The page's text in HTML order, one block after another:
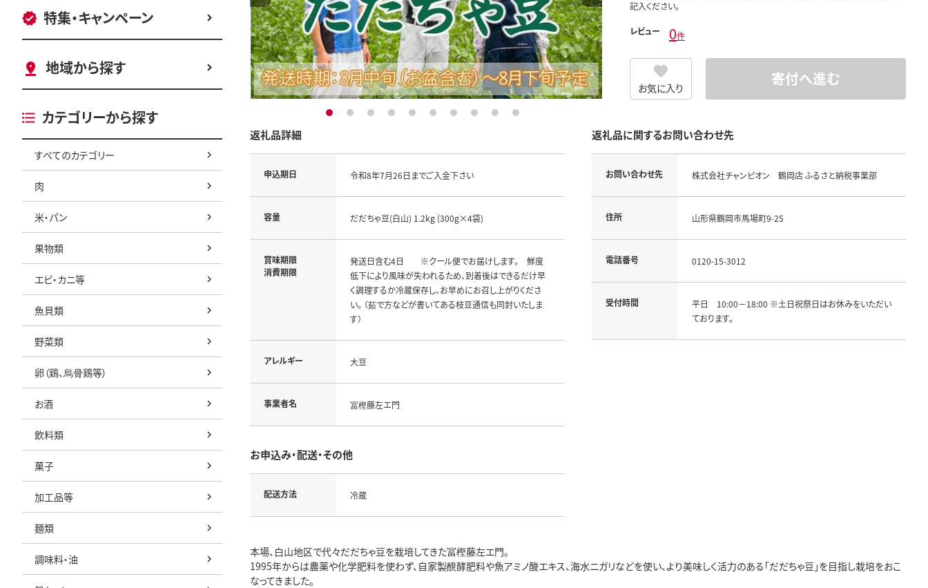
特集・キャンペーン
地域から探す
カテゴリーから探す
すべてのカテゴリー
肉
米・パン
果物類
エビ・カニ等
魚貝類
野菜類
卵（鶏、烏骨鶏等）
お酒
飲料類
菓子
加工品等
麺類
調味料・油
1 2 3 4 5 6 7 8 9 10
記入ください。
レビュー 0件
お気に入り 寄付へ進む
返礼品詳細
申込期日 令和8年7月26日までご入金下さい
容量 だだちゃ豆(白山) 1.2kg (300g×4袋)
賞味期限
消費期限
発送日含む4日 ※クール便でお届けします。 鮮度
低下により風味が失われるため、到着後はできるだけ早
く調理するか冷蔵保存し、お早めにお召し上がりくださ
い。 （茹で方などが書いてある枝豆通信も同封いたしま
す）
アレルギー 大豆
事業者名 冨樫藤左エ門
お申込み・配送・その他
配送方法 冷蔵
返礼品に関するお問い合わせ先
お問い合わせ先 株式会社チャンピオン 鶴岡店 ふるさと納税事業部
住所 山形県鶴岡市馬場町9-25
電話番号 0120-15-3012
受付時間
平日 10:00－18:00 ※土日祝祭日はお休みをいただい
ております。
本場、白山地区で代々だだちゃ豆を栽培してきた冨樫藤左エ門。
1995年からは農薬や化学肥料を使わず、自家製醗酵肥料や魚アミノ酸エキス、海水ニガリなどを使い、より美味しく活力のある「だだちゃ豆」を目指し栽培をおこ
なってきました。